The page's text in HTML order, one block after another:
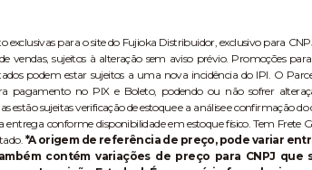
exclusivas para o site do Fujioka Distribuidor, exclusivo para
vendas, sujeitos à alteração sem aviso prévio. Promoções
podem estar sujeitos a uma nova incidência do IPI. O
pagamento no PIX e Boleto, podendo ou não sofrer
estão sujeitas verificação de estoque e a análise e confirmação
entrega conforme disponibilidade em estoque físico. Tem Frete
*A origem de referência de preço, pode variar
contém variações de preço para CNPJ que